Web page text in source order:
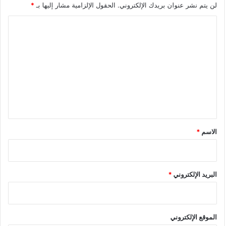
لن يتم نشر عنوان بريدك الإلكتروني. الحقول الإلزامية مشار إليها بـ *
*
الاسم *
البريد الإلكتروني*
الموقع الإلكتروني